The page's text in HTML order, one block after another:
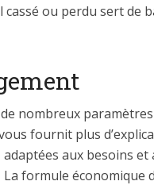
ou perdu sert de
nombreux
fournit plus
aux besoins et
formule économique